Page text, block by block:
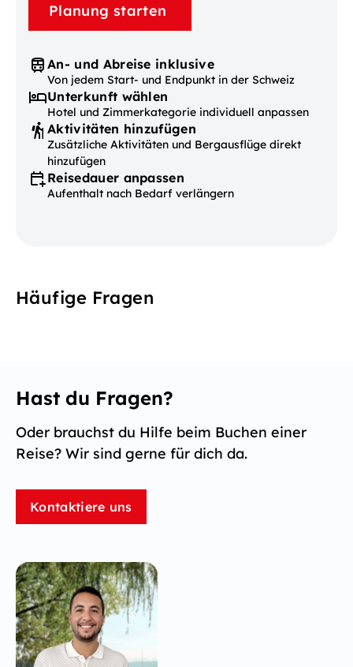
Planung starten
An- und Abreise inklusive
Von jedem Start- und Endpunkt in der Schweiz
Unterkunft wählen
Hotel und Zimmerkategorie individuell anpassen
Aktivitäten hinzufügen
Zusätzliche Aktivitäten und Bergausflüge direkt
hinzufügen
Reisedauer anpassen
Aufenthalt nach Bedarf verlängern
Häufige Fragen
Hast du Fragen?
Oder brauchst du Hilfe beim Buchen einer
Reise? Wir sind gerne für dich da.
Kontaktiere uns